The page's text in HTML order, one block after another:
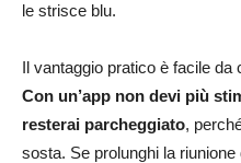
le strisce blu.
Il vantaggio pratico è facile
Con un’app non devi più
resterai parcheggiato,
sosta. Se prolunghi la